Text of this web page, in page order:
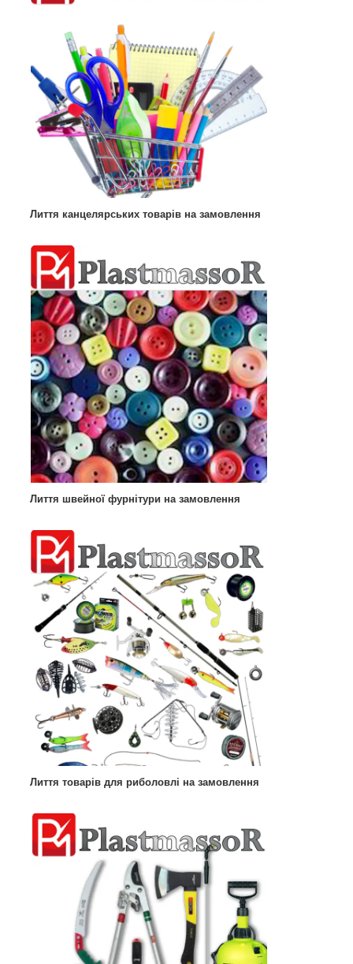
Лиття канцелярських товарів на замовлення
Лиття швейної фурнітури на замовлення
Лиття товарів для риболовлі на замовлення